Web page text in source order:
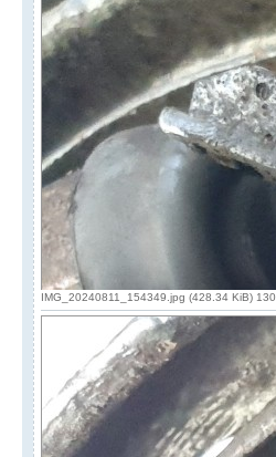
IMG_20240811_154349.jpg (428.34 KiB)